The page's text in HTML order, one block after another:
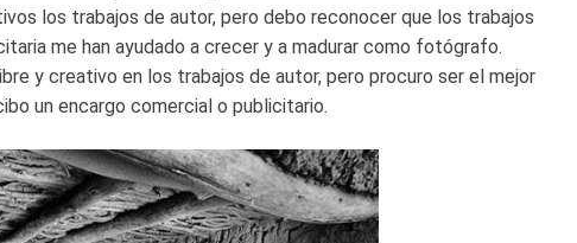
los trabajos de autor, pero debo reconocer que los trabajos
me han ayudado a crecer y a madurar como fotógrafo.
y creativo en los trabajos de autor, pero procuro ser el mejor
un encargo comercial o publicitario.